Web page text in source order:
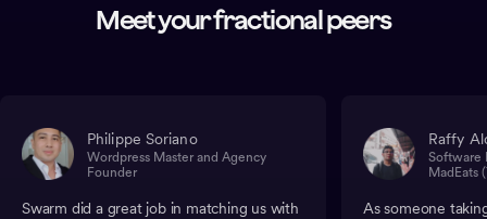
Meet your fractional peers
Philippe Soriano
Wordpress Master and Agency
Founder
Swarm did a great job in matching us with
Raffy
Software
MadEats
As someone